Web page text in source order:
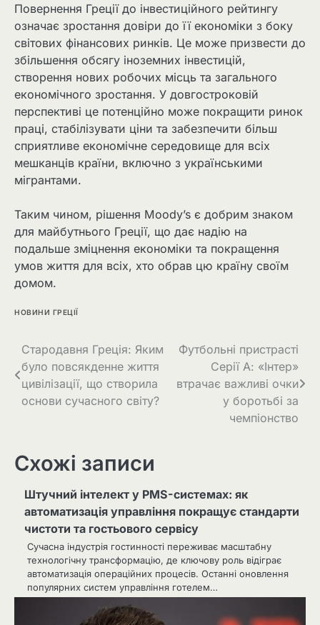
Повернення Греції до інвестиційного рейтингу
означає зростання довіри до її економіки з боку
світових фінансових ринків. Це може призвести до
збільшення обсягу іноземних інвестицій,
створення нових робочих місць та загального
економічного зростання. У довгостроковій
перспективі це потенційно може покращити ринок
праці, стабілізувати ціни та забезпечити більш
сприятливе економічне середовище для всіх
мешканців країни, включно з українськими
мігрантами.
Таким чином, рішення Moody’s є добрим знаком
для майбутнього Греції, що дає надію на
подальше зміцнення економіки та покращення
умов життя для всіх, хто обрав цю країну своїм
домом.
НОВИНИ ГРЕЦІЇ
Стародавня Греція: Яким
було повсякденне життя
цивілізації, що створила
основи сучасного світу?
Футбольні пристрасті
Серії А: «Інтер»
втрачає важливі очки
у боротьбі за
чемпіонство
Схожі записи
Штучний інтелект у PMS-системах: як
автоматизація управління покращує стандарти
чистоти та гостьового сервісу
Сучасна індустрія гостинності переживає масштабну
технологічну трансформацію, де ключову роль відіграє
автоматизація операційних процесів. Останні оновлення
популярних систем управління готелем…